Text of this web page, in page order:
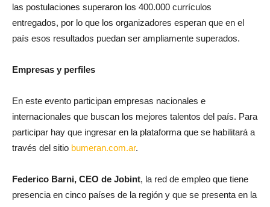
las postulaciones superaron los 400.000 currículos
entregados, por lo que los organizadores esperan que en el
país esos resultados puedan ser ampliamente superados.
Empresas y perfiles
En este evento participan empresas nacionales e
internacionales que buscan los mejores talentos del país. Para
participar hay que ingresar en la plataforma que se habilitará a
través del sitio bumeran.com.ar.
Federico Barni, CEO de Jobint, la red de empleo que tiene
presencia en cinco países de la región y que se presenta en la